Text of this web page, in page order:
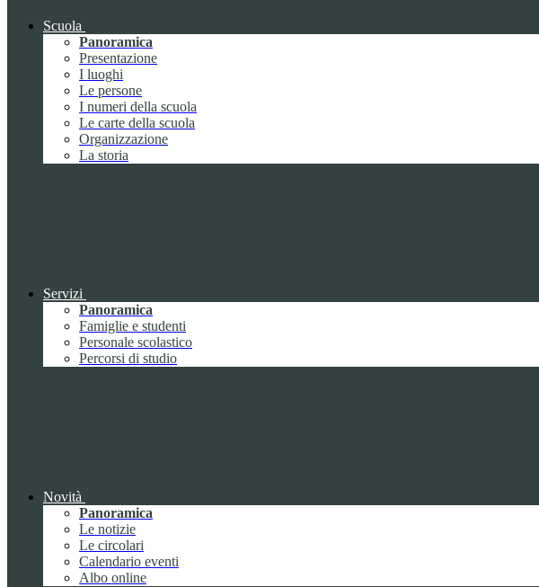
Scuola
Panoramica
Presentazione
I luoghi
Le persone
I numeri della scuola
Le carte della scuola
Organizzazione
La storia
Servizi
Panoramica
Famiglie e studenti
Personale scolastico
Percorsi di studio
Novità
Panoramica
Le notizie
Le circolari
Calendario eventi
Albo online